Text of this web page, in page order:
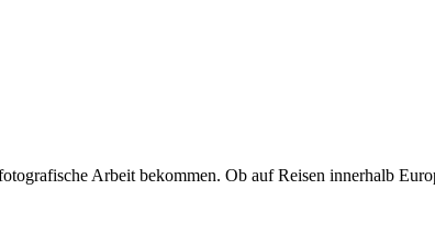
Arbeit bekommen. Ob auf Reisen innerhalb